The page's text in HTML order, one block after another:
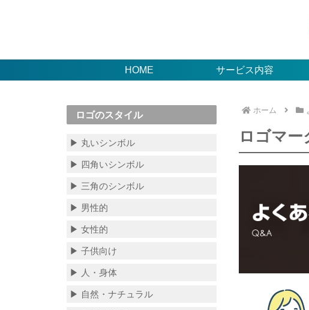
HOME サービス内容
ホーム
ロゴマ
ロゴのスタイル
▶ 丸いシンボル
▶ 四角いシンボル
▶ 三角のシンボル
▶ 男性的
▶ 女性的
▶ 子供向け
▶ 人・身体
▶ 自然・ナチュラル